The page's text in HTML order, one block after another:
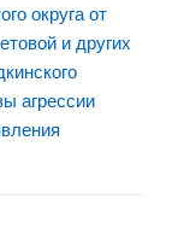
округа от
и других
агрессии